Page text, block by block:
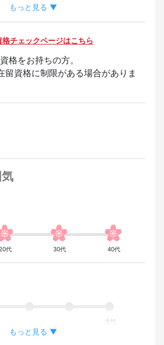
経験者優遇
もっと見る ▼
格チェックページはこちら
格をお持ちの方。
留資格に制限がある場合がありま
代 30代 40代
女性
もっと見る ▼